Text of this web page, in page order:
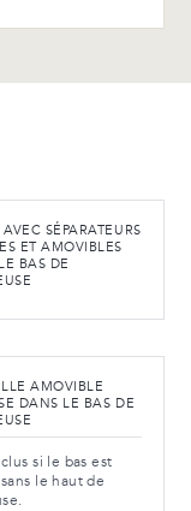
SÉPARATEURS
ET AMOVIBLES
BAS DE
AMOVIBLE
DANS LE BAS DE
si le bas est
le haut de